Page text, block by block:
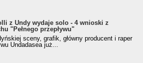
z Undy wydaje solo - 4 wnioski z
"Pełnego przepływu"
sceny, grafik, główny producent i raper
Undadasea już...